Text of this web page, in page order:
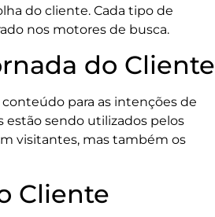
do cliente. Cada tipo de
nos motores de busca.
do Cliente
para as intenções de
estão sendo utilizados pelos
visitantes, mas também os
Cliente